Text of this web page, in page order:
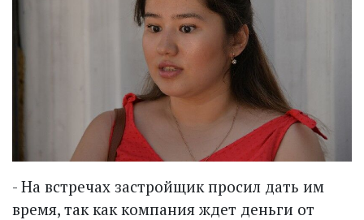
- На встречах застройщик просил дать им
время, так как компания ждет деньги от